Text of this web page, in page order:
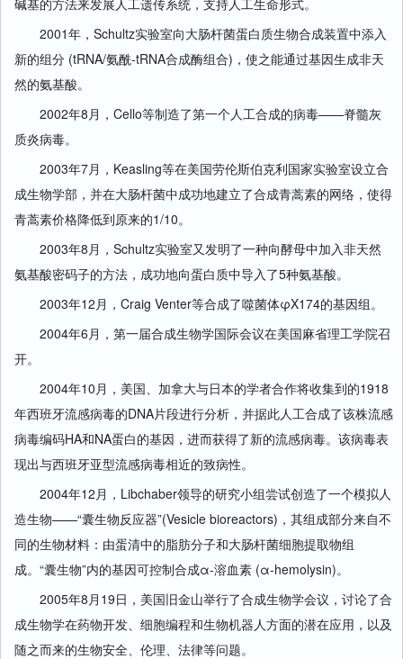
2001年，Schultz实验室向大肠杆菌蛋白质生物合成装置中添入
新的组分 (tRNA/氨酰-tRNA合成酶组合)，使之能通过基因生成非天
然的氨基酸。
2002年8月，Cello等制造了第一个人工合成的病毒——脊髓灰
质炎病毒。
2003年7月，Keasling等在美国劳伦斯伯克利国家实验室设立合
成生物学部，并在大肠杆菌中成功地建立了合成青蒿素的网络，使得
青蒿素价格降低到原来的1/10。
2003年8月，Schultz实验室又发明了一种向酵母中加入非天然
氨基酸密码子的方法，成功地向蛋白质中导入了5种氨基酸。
2003年12月，Craig Venter等合成了噬菌体φX174的基因组。
2004年6月，第一届合成生物学国际会议在美国麻省理工学院召
开。
2004年10月，美国、加拿大与日本的学者合作将收集到的1918
年西班牙流感病毒的DNA片段进行分析，并据此人工合成了该株流感
病毒编码HA和NA蛋白的基因，进而获得了新的流感病毒。该病毒表
现出与西班牙亚型流感病毒相近的致病性。
2004年12月，Libchaber领导的研究小组尝试创造了一个模拟人
造生物——“囊生物反应器”(Vesicle bioreactors)，其组成部分来自不
同的生物材料：由蛋清中的脂肪分子和大肠杆菌细胞提取物组
成。“囊生物”内的基因可控制合成α-溶血素 (α-hemolysin)。
2005年8月19日，美国旧金山举行了合成生物学会议，讨论了合
成生物学在药物开发、细胞编程和生物机器人方面的潜在应用，以及
随之而来的生物安全、伦理、法律等问题。